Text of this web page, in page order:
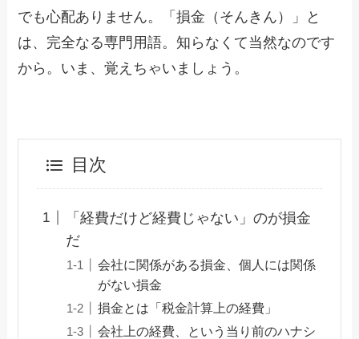
でも心配ありません。「損金（そんきん）」と
は、完全なる専門用語。知らなくて当然なのです
から。いま、覚えちゃいましょう。
目次
「経費だけど経費じゃない」のが損金
だ
会社に関係がある損金、個人には関係
がない損金
損金とは「税金計算上の経費」
会社上の経費、という当り前のハナシ